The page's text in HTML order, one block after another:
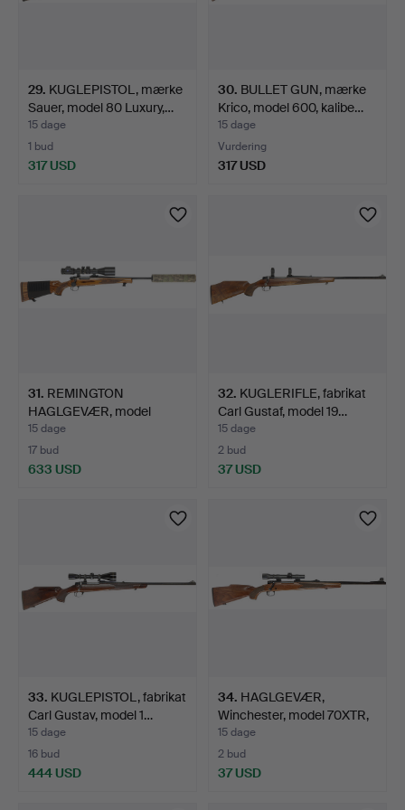
29. KUGLEPISTOL, mærke
Sauer, model 80 Luxury,…
15 dage
1 bud
317 USD
30. BULLET GUN, mærke
Krico, model 600, kalibe…
15 dage
Vurdering
317 USD
31. REMINGTON
HAGLGEVÆR, model
Seven, kaliber …
15 dage
17 bud
633 USD
32. KUGLERIFLE, fabrikat
Carl Gustaf, model 19…
15 dage
2 bud
37 USD
33. KUGLEPISTOL, fabrikat
Carl Gustav, model 1…
15 dage
16 bud
444 USD
34. HAGLGEVÆR,
Winchester, model 70XTR,
kalibe…
15 dage
2 bud
37 USD